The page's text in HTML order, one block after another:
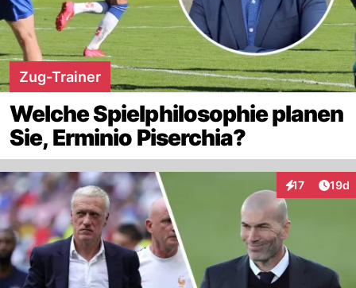
Zug-Trainer
Welche Spielphilosophie planen
Sie, Erminio Piserchia?
17
Interaktionen
19d